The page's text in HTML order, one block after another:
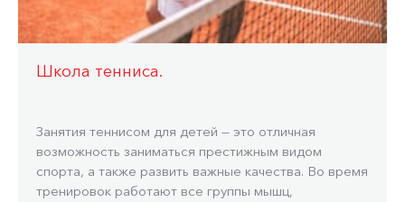
Школа тенниса.
Занятия теннисом для детей — это отличная
возможность заниматься престижным видом
спорта, а также развить важные качества. Во время
тренировок работают все группы мышц,